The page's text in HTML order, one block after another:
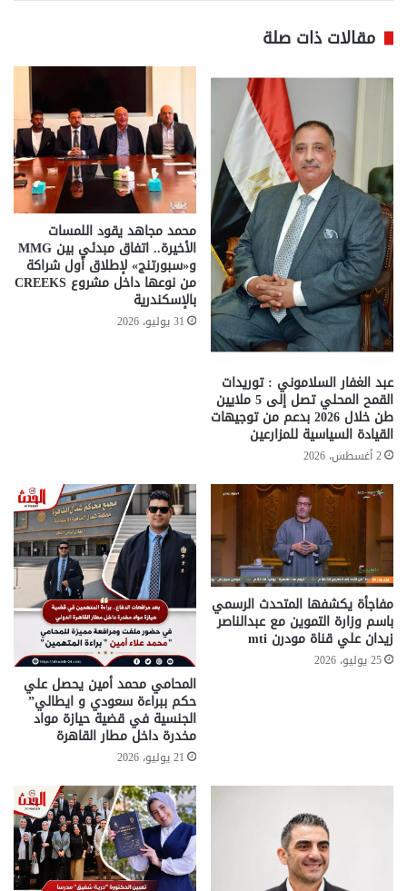
مقالات ذات صلة
عبد الغفار السلاموني : توريدات
القمح المحلي تصل إلى 5 ملايين
طن خلال 2026 بدعم من توجيهات
القيادة السياسية للمزارعين
2 أغسطس، 2026
محمد مجاهد يقود اللمسات
الأخيرة.. اتفاق مبدئي بين MMG
و«سبورتنج» لإطلاق أول شراكة
من نوعها داخل مشروع CREEKS
بالإسكندرية
31 يوليو، 2026
مفاجأة يكشفها المتحدث الرسمي
باسم وزارة التموين مع عبدالناصر
زيدان علي قناة مودرن mti
25 يوليو، 2026
المحامي محمد أمين يحصل علي
حكم ببراءة سعودي و ايطالي”
الجنسية في قضية حيازة مواد
مخدرة داخل مطار القاهرة
21 يوليو، 2026